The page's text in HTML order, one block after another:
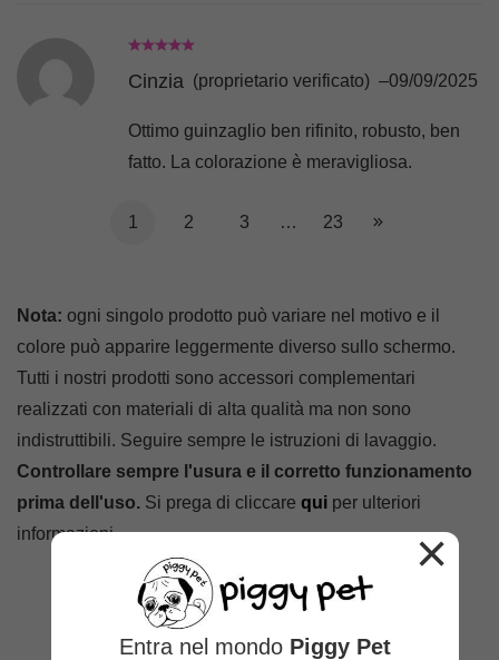
Cinzia (proprietario verificato) –09/09/2025
Ottimo guinzaglio ben rifinito, robusto, ben
fatto. La colorazione è meravigliosa.
1 2 3 … 23
Nota: ogni singolo prodotto può variare nel motivo e il
colore può apparire leggermente diverso sullo schermo.
Tutti i nostri prodotti sono accessori complementari
realizzati con materiali di alta qualità ma non sono
indistruttibili. Seguire sempre le istruzioni di lavaggio.
Controllare sempre l'usura e il corretto funzionamento
prima dell'uso. Si prega di cliccare qui per ulteriori
informazioni.
Prodotti correlati
×
Entra nel mondo Piggy Pet